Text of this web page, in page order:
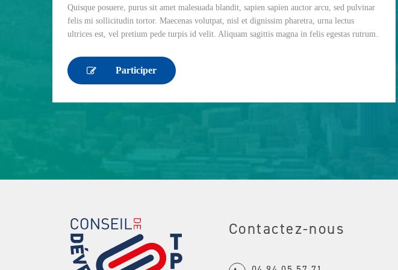
Quisque posuere, purus sit amet malesuada blandit, sapien sapien auctor arcu, sed pulvinar
felis mi sollicitudin tortor. Maecenas volutpat, nisl et dignissim pharetra, urna lectus
ultrices est, vel pretium pede turpis id velit. Aliquam sagittis magna in felis egestas rutrum.
Participer
Contactez-nous